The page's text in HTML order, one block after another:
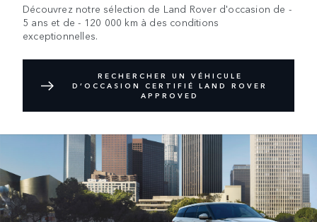
Découvrez notre sélection de Land Rover d'occasion de -
5 ans et de - 120 000 km à des conditions
exceptionnelles.
RECHERCHER UN VÉHICULE
D’OCCASION CERTIFIÉ LAND ROVER
APPROVED